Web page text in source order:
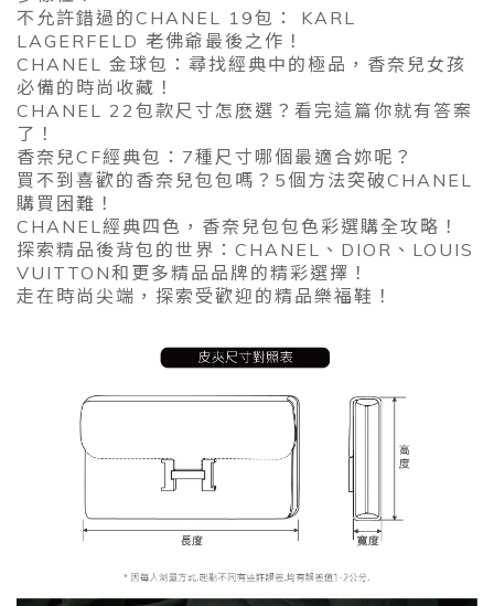
不允許錯過的CHANEL 19包： KARL
LAGERFELD 老佛爺最後之作！
CHANEL 金球包：尋找經典中的極品，香奈兒女孩
必備的時尚收藏！
CHANEL 22包款尺寸怎麽選？看完這篇你就有答案
了！
香奈兒CF經典包：7種尺寸哪個最適合妳呢？
買不到喜歡的香奈兒包包嗎？5個方法突破CHANEL
購買困難！
CHANEL經典四色，香奈兒包包色彩選購全攻略！
探索精品後背包的世界：CHANEL、DIOR、LOUIS
VUITTON和更多精品品牌的精彩選擇！
走在時尚尖端，探索受歡迎的精品樂福鞋！